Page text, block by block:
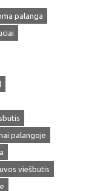
palanga
palangoje
viešbutis